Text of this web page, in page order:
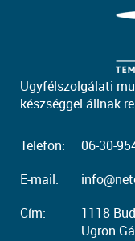
Ügyfélszolgálati
készséggel állnak
Telefon:
06-30-
E-mail:
Cím:
1118
Ugron